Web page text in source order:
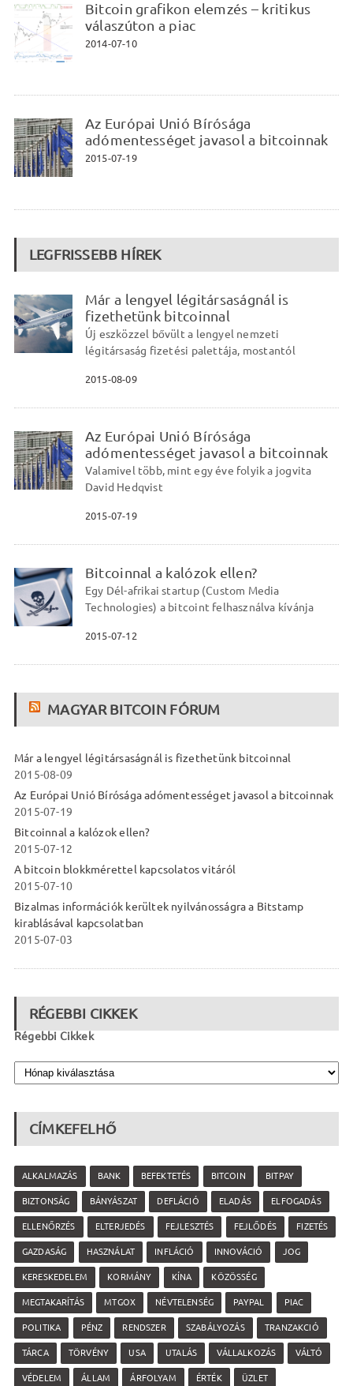
Bitcoin grafikon elemzés – kritikus
válaszúton a piac
2014-07-10
Az Európai Unió Bírósága
adómentességet javasol a bitcoinnak
2015-07-19
LEGFRISSEBB HÍREK
Már a lengyel légitársaságnál is
fizethetünk bitcoinnal
Új eszközzel bővült a lengyel nemzeti
légitársaság fizetési palettája, mostantól
2015-08-09
Az Európai Unió Bírósága
adómentességet javasol a bitcoinnak
Valamivel több, mint egy éve folyik a jogvita
David Hedqvist
2015-07-19
Bitcoinnal a kalózok ellen?
Egy Dél-afrikai startup (Custom Media
Technologies) a bitcoint felhasználva kívánja
2015-07-12
MAGYAR BITCOIN FÓRUM
Már a lengyel légitársaságnál is fizethetünk bitcoinnal
2015-08-09
Az Európai Unió Bírósága adómentességet javasol a bitcoinnak
2015-07-19
Bitcoinnal a kalózok ellen?
2015-07-12
A bitcoin blokkmérettel kapcsolatos vitáról
2015-07-10
Bizalmas információk kerültek nyilvánosságra a Bitstamp
kirablásával kapcsolatban
2015-07-03
RÉGEBBI CIKKEK
Régebbi Cikkek
CÍMKEFELHŐ
ALKALMAZÁS BANK BEFEKTETÉS BITCOIN BITPAY
BIZTONSÁG BÁNYÁSZAT DEFLÁCIÓ ELADÁS ELFOGADÁS
ELLENŐRZÉS ELTERJEDÉS FEJLESZTÉS FEJLŐDÉS FIZETÉS
GAZDASÁG HASZNÁLAT INFLÁCIÓ INNOVÁCIÓ JOG
KERESKEDELEM KORMÁNY KÍNA KÖZÖSSÉG
MEGTAKARÍTÁS MTGOX NÉVTELENSÉG PAYPAL PIAC
POLITIKA PÉNZ RENDSZER SZABÁLYOZÁS TRANZAKCIÓ
TÁRCA TÖRVÉNY USA UTALÁS VÁLLALKOZÁS VÁLTÓ
VÉDELEM ÁLLAM ÁRFOLYAM ÉRTÉK ÜZLET